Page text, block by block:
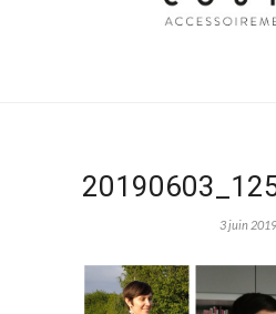
3 juin 2019